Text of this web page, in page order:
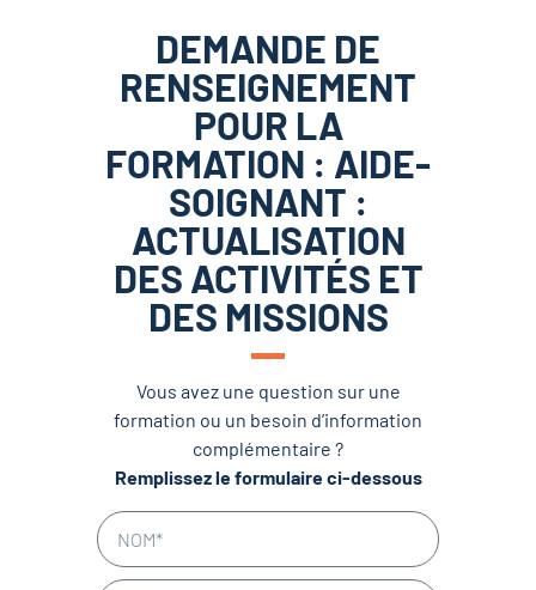
DEMANDE DE
RENSEIGNEMENT
POUR LA
FORMATION : AIDE-
SOIGNANT :
ACTUALISATION
DES ACTIVITÉS ET
DES MISSIONS
Vous avez une question sur une
formation ou un besoin d’information
complémentaire ?
Remplissez le formulaire ci-dessous